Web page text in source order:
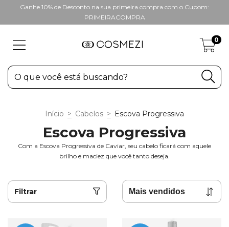
Ganhe 10% de Desconto na sua primeira compra com o Cupom:
PRIMEIRACOMPRA
0
Início > Cabelos > Escova Progressiva
Escova Progressiva
Com a Escova Progressiva de Caviar, seu cabelo ficará com aquele
brilho e maciez que você tanto deseja.
Filtrar